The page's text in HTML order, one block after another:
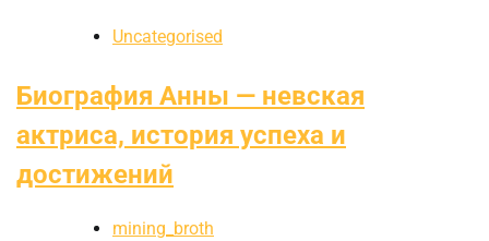
Uncategorised
Биография Анны — невская
актриса, история успеха и
достижений
mining_broth